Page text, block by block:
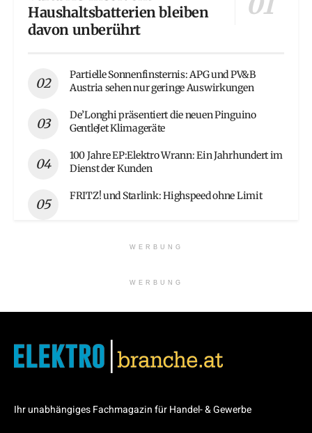
Haushaltsbatterien bleiben
davon unberührt
Partielle Sonnenfinsternis: APG und PV&B
Austria sehen nur geringe Auswirkungen
De’Longhi präsentiert die neuen Pinguino
GentleJet Klimageräte
100 Jahre EP:Elektro Wrann: Ein Jahrhundert im
Dienst der Kunden
FRITZ! und Starlink: Highspeed ohne Limit
WERBUNG
WERBUNG
Ihr unabhängiges Fachmagazin für Handel- & Gewerbe